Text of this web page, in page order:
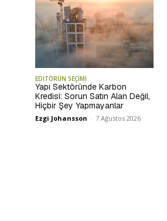
EDİTÖRÜN SEÇİMİ
Yapı Sektöründe Karbon
Kredisi: Sorun Satın Alan Değil,
Hiçbir Şey Yapmayanlar
Ezgi Johansson - 7 Ağustos 2026